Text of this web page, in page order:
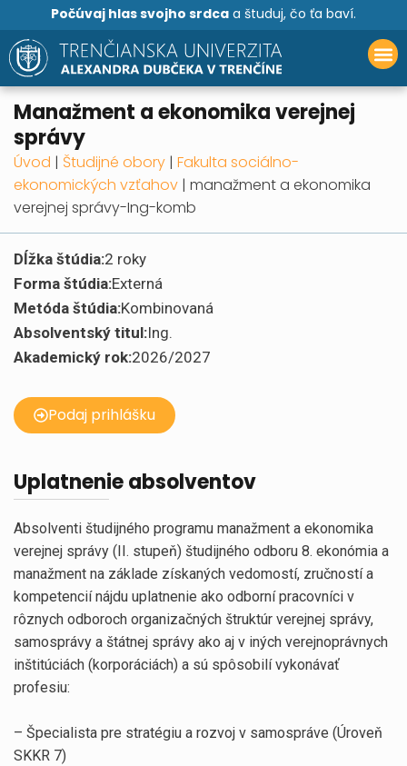
Počúvaj hlas svojho srdca a študuj, čo ťa baví.
manažment a ekonomika verejnej
správy
Úvod | Študijné obory | Fakulta sociálno-
ekonomických vzťahov | manažment a ekonomika
verejnej správy-Ing-komb
Dĺžka štúdia:2 roky
Forma štúdia:Externá
Metóda štúdia:Kombinovaná
Absolventský titul:Ing.
Akademický rok:2026/2027
Podaj prihlášku
Uplatnenie absolventov
Absolventi študijného programu manažment a ekonomika
verejnej správy (II. stupeň) študijného odboru 8. ekonómia a
manažment na základe získaných vedomostí, zručností a
kompetencií nájdu uplatnenie ako odborní pracovníci v
rôznych odboroch organizačných štruktúr verejnej správy,
samosprávy a štátnej správy ako aj v iných verejnoprávnych
inštitúciách (korporáciách) a sú spôsobilí vykonávať
profesiu:
– Špecialista pre stratégiu a rozvoj v samospráve (Úroveň
SKKR 7)